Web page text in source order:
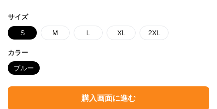
サイズ
S M L XL 2XL
カラー
ブルー
購入画面に進む